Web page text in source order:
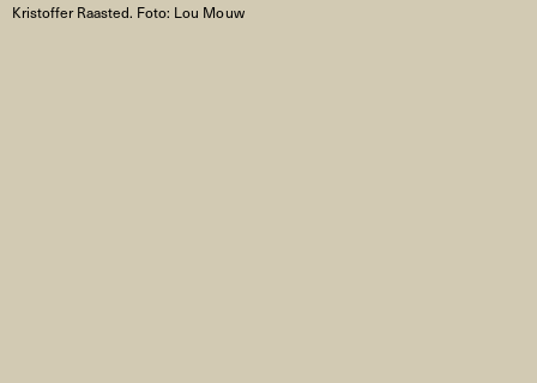
Kristoffer Raasted. Foto: Lou Mouw